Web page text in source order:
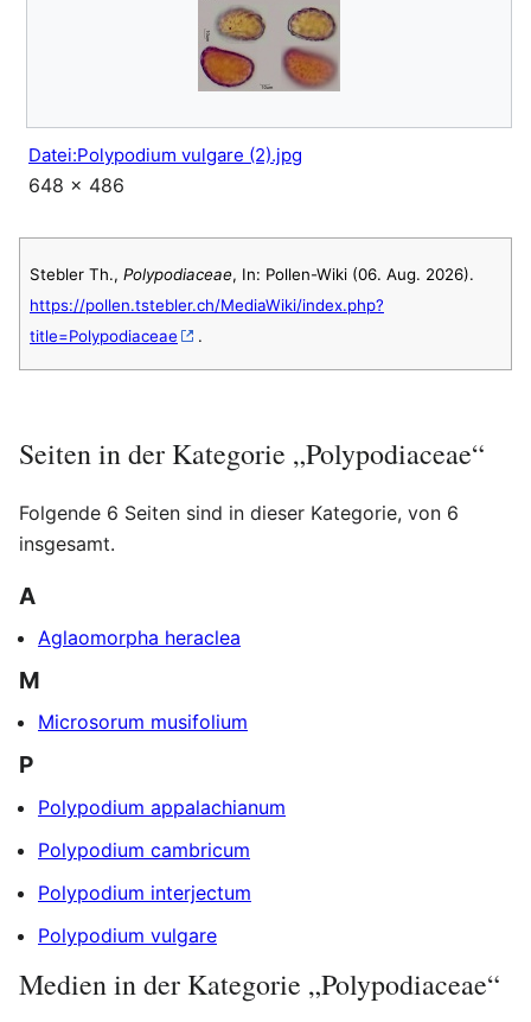
Datei:Polypodium vulgare (2).jpg
648 × 486
Stebler Th., Polypodiaceae, In: Pollen-Wiki (06. Aug. 2026).
https://pollen.tstebler.ch/MediaWiki/index.php?
title=Polypodiaceae
.
Seiten in der Kategorie „Polypodiaceae“
Folgende 6 Seiten sind in dieser Kategorie, von 6
insgesamt.
A
Aglaomorpha heraclea
M
Microsorum musifolium
P
Polypodium appalachianum
Polypodium cambricum
Polypodium interjectum
Polypodium vulgare
Medien in der Kategorie „Polypodiaceae“